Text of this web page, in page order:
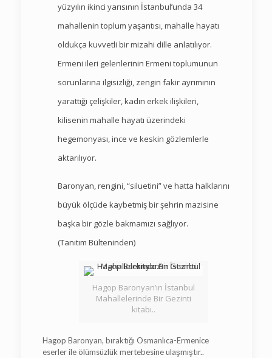
yüzyılın ikinci yarısının İstanbul’unda 34
mahallenin toplum yaşantısı, mahalle hayatı
oldukça kuvvetli bir mizahi dille anlatılıyor.
Ermeni ileri gelenlerinin Ermeni toplumunun
sorunlarına ilgisizliği, zengin fakir ayrımının
yarattığı çelişkiler, kadın erkek ilişkileri,
kilisenin mahalle hayatı üzerindeki
hegemonyası, ince ve keskin gözlemlerle
aktarılıyor.
Baronyan, rengini, “siluetini” ve hatta halklarını
büyük ölçüde kaybetmiş bir şehrin mazisine
başka bir gözle bakmamızı sağlıyor.
(Tanıtım Bülteninden)
Hagop Baronyan’ın İstanbul
Mahallelerinde Bir Gezinti
kitabı..
Hagop Baronyan, bıraktığı Osmanlıca-Ermenice
eserler ile ölümsüzlük mertebesine ulaşmıştır..